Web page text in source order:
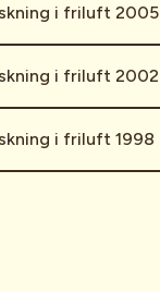
i friluft 2005
i friluft 2002
i friluft 1998